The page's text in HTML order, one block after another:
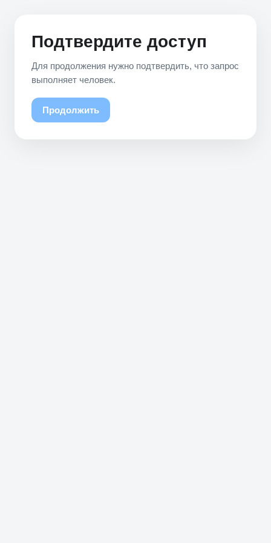
Подтвердите доступ
Для продолжения нужно подтвердить, что запрос
выполняет человек.
Продолжить